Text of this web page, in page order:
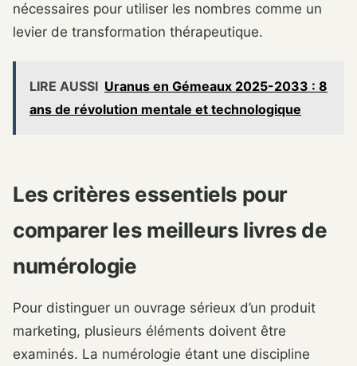
nécessaires pour utiliser les nombres comme un
levier de transformation thérapeutique.
LIRE AUSSI Uranus en Gémeaux 2025-2033 : 8
ans de révolution mentale et technologique
Les critères essentiels pour
comparer les meilleurs livres de
numérologie
Pour distinguer un ouvrage sérieux d’un produit
marketing, plusieurs éléments doivent être
examinés. La numérologie étant une discipline